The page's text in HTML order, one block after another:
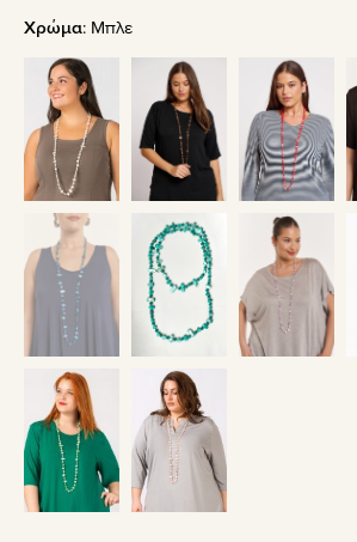
Χρώμα: Μπλε